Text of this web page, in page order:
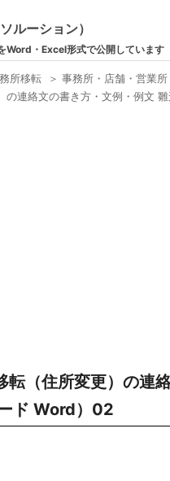
ルーション）
Word・Excel形式で公開しています
所移転 ＞事務所・店舗・営業
連絡文の書き方・文例・例文
（住所変更）の連
ド Word）02